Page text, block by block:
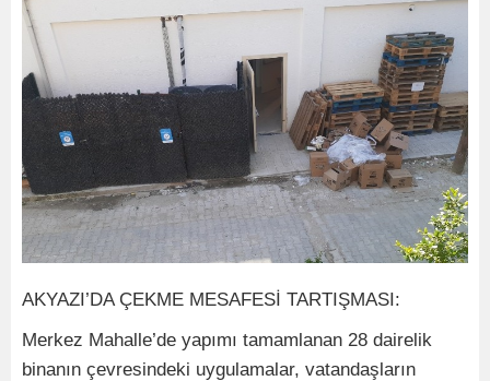
AKYAZI’DA ÇEKME MESAFESİ TARTIŞMASI:
Merkez Mahalle’de yapımı tamamlanan 28 dairelik
binanın çevresindeki uygulamalar, vatandaşların